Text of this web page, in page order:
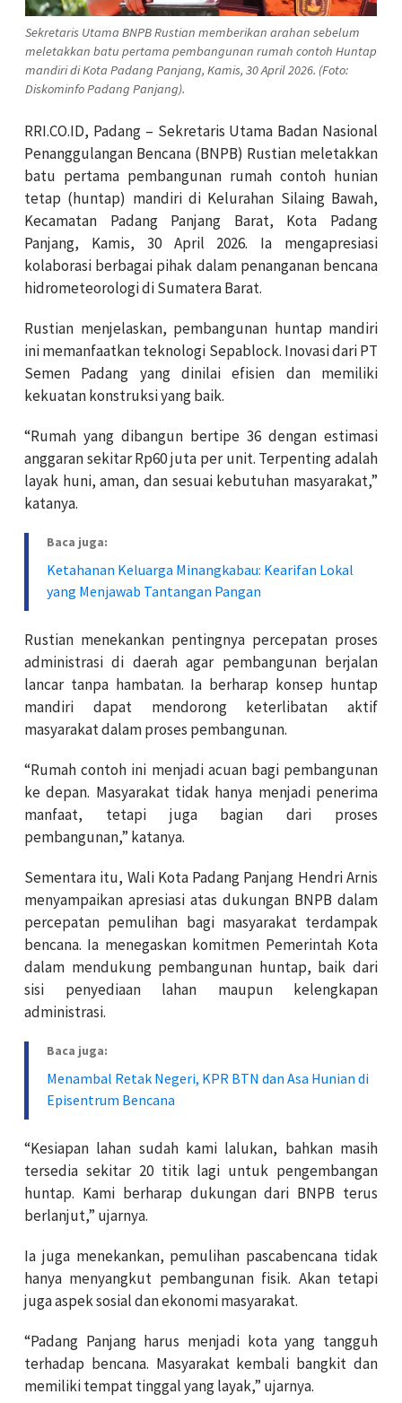
Sekretaris Utama BNPB Rustian memberikan arahan sebelum
meletakkan batu pertama pembangunan rumah contoh Huntap
mandiri di Kota Padang Panjang, Kamis, 30 April 2026. (Foto:
Diskominfo Padang Panjang).
RRI.CO.ID, Padang – Sekretaris Utama Badan Nasional
Penanggulangan Bencana (BNPB) Rustian meletakkan
batu pertama pembangunan rumah contoh hunian
tetap (huntap) mandiri di Kelurahan Silaing Bawah,
Kecamatan Padang Panjang Barat, Kota Padang
Panjang, Kamis, 30 April 2026. Ia mengapresiasi
kolaborasi berbagai pihak dalam penanganan bencana
hidrometeorologi di Sumatera Barat.
Rustian menjelaskan, pembangunan huntap mandiri
ini memanfaatkan teknologi Sepablock. Inovasi dari PT
Semen Padang yang dinilai efisien dan memiliki
kekuatan konstruksi yang baik.
“Rumah yang dibangun bertipe 36 dengan estimasi
anggaran sekitar Rp60 juta per unit. Terpenting adalah
layak huni, aman, dan sesuai kebutuhan masyarakat,”
katanya.
Baca juga:
Ketahanan Keluarga Minangkabau: Kearifan Lokal
yang Menjawab Tantangan Pangan
Rustian menekankan pentingnya percepatan proses
administrasi di daerah agar pembangunan berjalan
lancar tanpa hambatan. Ia berharap konsep huntap
mandiri dapat mendorong keterlibatan aktif
masyarakat dalam proses pembangunan.
“Rumah contoh ini menjadi acuan bagi pembangunan
ke depan. Masyarakat tidak hanya menjadi penerima
manfaat, tetapi juga bagian dari proses
pembangunan,” katanya.
Sementara itu, Wali Kota Padang Panjang Hendri Arnis
menyampaikan apresiasi atas dukungan BNPB dalam
percepatan pemulihan bagi masyarakat terdampak
bencana. Ia menegaskan komitmen Pemerintah Kota
dalam mendukung pembangunan huntap, baik dari
sisi penyediaan lahan maupun kelengkapan
administrasi.
Baca juga:
Menambal Retak Negeri, KPR BTN dan Asa Hunian di
Episentrum Bencana
“Kesiapan lahan sudah kami lalukan, bahkan masih
tersedia sekitar 20 titik lagi untuk pengembangan
huntap. Kami berharap dukungan dari BNPB terus
berlanjut,” ujarnya.
Ia juga menekankan, pemulihan pascabencana tidak
hanya menyangkut pembangunan fisik. Akan tetapi
juga aspek sosial dan ekonomi masyarakat.
“Padang Panjang harus menjadi kota yang tangguh
terhadap bencana. Masyarakat kembali bangkit dan
memiliki tempat tinggal yang layak,” ujarnya.